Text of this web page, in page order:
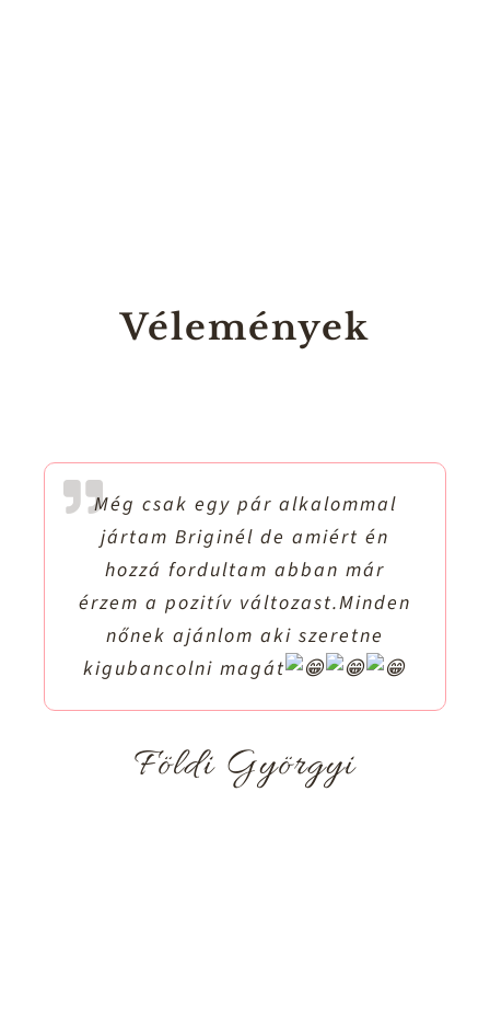
Vélemények
Még csak egy pár alkalommal
jártam Briginél de amiért én
hozzá fordultam abban már
érzem a pozitív változast.Minden
nőnek ajánlom aki szeretne
kigubancolni magát
Földi Györgyi